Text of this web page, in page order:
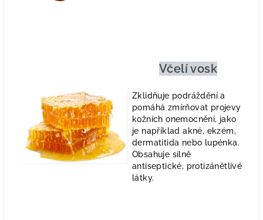
Včelí vosk
Zklidňuje podráždění a
pomáhá zmírňovat projevy
kožních onemocnění, jako
je například akné, ekzém,
dermatitida nebo lupénka.
Obsahuje silně
antiseptické, protizánětlivé
látky.